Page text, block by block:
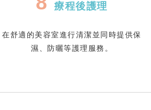
療程後護理
在舒適的美容室進行清潔並同時提供保
濕、防曬等護理服務。